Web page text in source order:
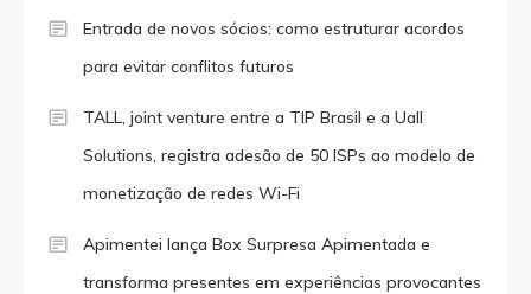
Entrada de novos sócios: como estruturar acordos
para evitar conflitos futuros
TALL, joint venture entre a TIP Brasil e a Uall
Solutions, registra adesão de 50 ISPs ao modelo de
monetização de redes Wi-Fi
Apimentei lança Box Surpresa Apimentada e
transforma presentes em experiências provocantes